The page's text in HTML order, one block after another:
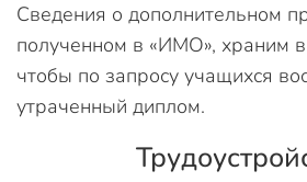
Сведения о дополнительном
полученном в «ИМО», храним
чтобы по запросу учащихся
утраченный диплом.